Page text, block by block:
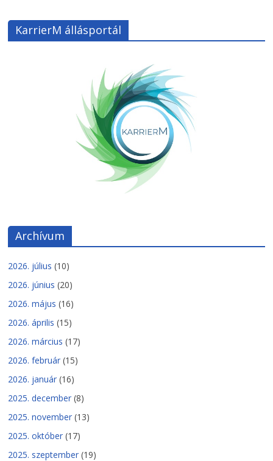
KarrierM állásportál
Archívum
2026. július (10)
2026. június (20)
2026. május (16)
2026. április (15)
2026. március (17)
2026. február (15)
2026. január (16)
2025. december (8)
2025. november (13)
2025. október (17)
2025. szeptember (19)